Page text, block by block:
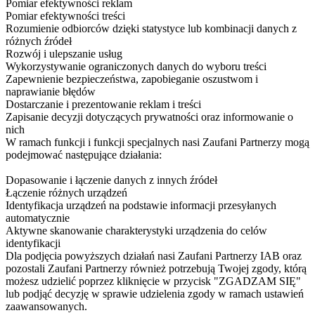
Pomiar efektywności reklam
Pomiar efektywności treści
Rozumienie odbiorców dzięki statystyce lub kombinacji danych z
różnych źródeł
Rozwój i ulepszanie usług
Wykorzystywanie ograniczonych danych do wyboru treści
Zapewnienie bezpieczeństwa, zapobieganie oszustwom i
naprawianie błędów
Dostarczanie i prezentowanie reklam i treści
Zapisanie decyzji dotyczących prywatności oraz informowanie o
nich
W ramach funkcji i funkcji specjalnych nasi Zaufani Partnerzy mogą
podejmować następujące działania:
Dopasowanie i łączenie danych z innych źródeł
Łączenie różnych urządzeń
Identyfikacja urządzeń na podstawie informacji przesyłanych
automatycznie
Aktywne skanowanie charakterystyki urządzenia do celów
identyfikacji
Dla podjęcia powyższych działań nasi Zaufani Partnerzy IAB oraz
pozostali Zaufani Partnerzy również potrzebują Twojej zgody, którą
możesz udzielić poprzez kliknięcie w przycisk "ZGADZAM SIĘ"
lub podjąć decyzję w sprawie udzielenia zgody w ramach ustawień
zaawansowanych.